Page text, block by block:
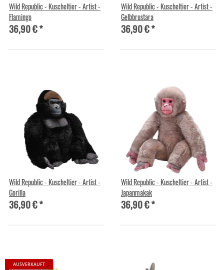
Wild Republic - Kuscheltier - Artist -
Flamingo
36,90 €*
Wild Republic - Kuscheltier - Artist -
Gelbbrustara
36,90 €*
Wild Republic - Kuscheltier - Artist -
Gorilla
36,90 €*
Wild Republic - Kuscheltier - Artist -
Japanmakak
36,90 €*
AUSVERKAUFT